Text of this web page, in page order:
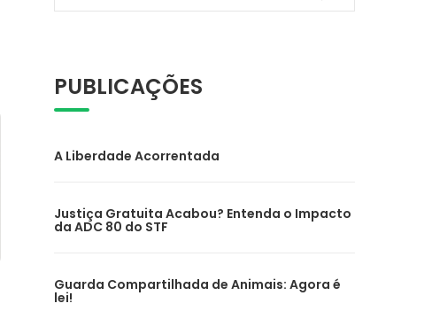
PUBLICAÇÕES
A Liberdade Acorrentada
Justiça Gratuita Acabou? Entenda o Impacto
da ADC 80 do STF
Guarda Compartilhada de Animais: Agora é
lei!